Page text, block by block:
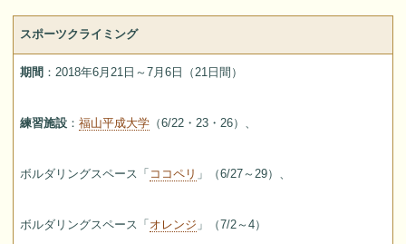
スポーツクライミング
期間 ：2018年6月21日～7月6日（21日間）
練習施設： 福山平成大学（6/22・23・26）、
ボルダリングスペース「 ココペリ 」（6/27～29）、
ボルダリングスペース「 オレンジ 」（7/2～4）